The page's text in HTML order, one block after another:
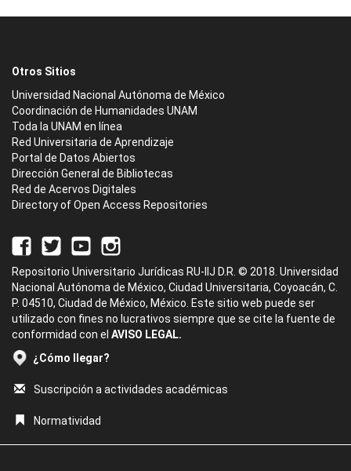
Otros Sitios
Universidad Nacional Autónoma de México
Coordinación de Humanidades UNAM
Toda la UNAM en línea
Red Universitaria de Aprendizaje
Portal de Datos Abiertos
Dirección General de Bibliotecas
Red de Acervos Digitales
Directory of Open Access Repositories
Repositorio Universitario Jurídicas RU-IIJ D.R. © 2018. Universidad
Nacional Autónoma de México, Ciudad Universitaria, Coyoacán, C.
P. 04510, Ciudad de México, México. Este sitio web puede ser
utilizado con fines no lucrativos siempre que se cite la fuente de
conformidad con el AVISO LEGAL.
¿Cómo llegar?
Suscripción a actividades académicas
Normatividad